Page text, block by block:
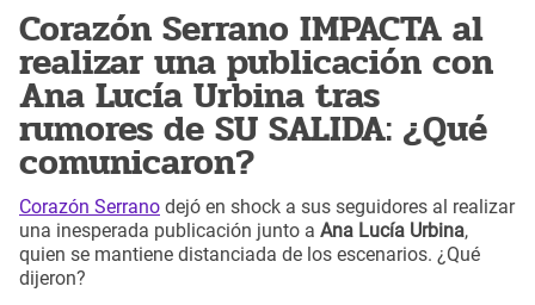
Corazón Serrano IMPACTA al
realizar una publicación con
Ana Lucía Urbina tras
rumores de SU SALIDA: ¿Qué
comunicaron?
Corazón Serrano dejó en shock a sus seguidores al realizar
una inesperada publicación junto a Ana Lucía Urbina,
quien se mantiene distanciada de los escenarios. ¿Qué
dijeron?